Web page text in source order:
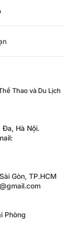
Thao và Du Lịch
Hà Nội.
Gòn, TP.HCM
Phòng